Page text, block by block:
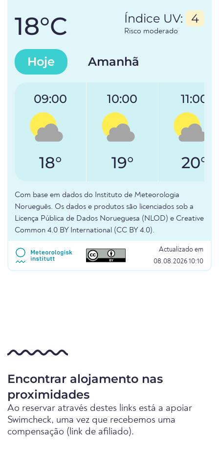
18°C Índice UV: 4
Risco moderado
Hoje Amanhã
09:00
18°
10:00
19°
11:00
20°
Com base em dados do Instituto de Meteorologia
Norueguês. Os dados e produtos são licenciados sob a
Licença Pública de Dados Norueguesa (NLOD) e Creative
Common 4.0 BY International (CC BY 4.0).
Actualizado em
08.08.2026 10:10
Encontrar alojamento nas
proximidades
Ao reservar através destes links está a apoiar
Swimcheck, uma vez que recebemos uma
compensação (link de afiliado).